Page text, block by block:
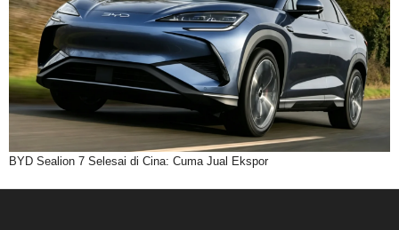
BYD Sealion 7 Selesai di Cina: Cuma Jual Ekspor